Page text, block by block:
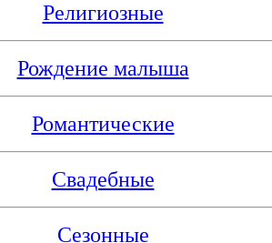
Религиозные
Рождение малыша
Романтические
Свадебные
Сезонные